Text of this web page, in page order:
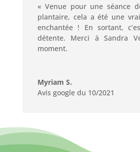
« Venue pour une séance
plantaire, cela a été une
enchantée ! En sortant,
détente. Merci à Sandra
moment.
Myriam S.
Avis google du 10/2021